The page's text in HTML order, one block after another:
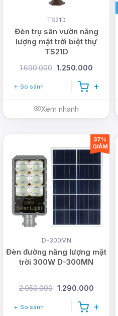
TS21D
Đèn trụ sân vườn năng
lượng mặt trời biệt thự
TS21D
1.690.000 1.250.000
So sánh
Xem nhanh
D-300MN
Đèn đường năng lượng mặt
trời 300W D-300MN
2.050.000 1.290.000
So sánh
37%
GIẢM